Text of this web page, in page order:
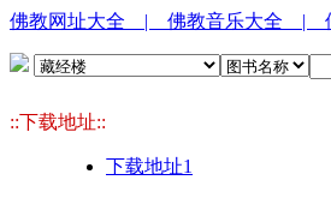
佛教网址大全 | 佛教音乐大全 |
::下载地址::
下载地址1